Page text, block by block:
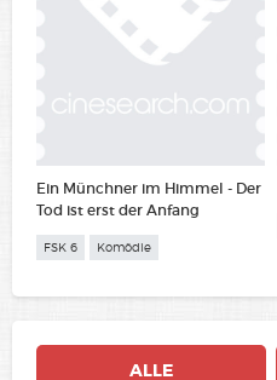
Ein Münchner im Himmel - Der
Tod ist erst der Anfang
FSK 6 Komödie
ALLE